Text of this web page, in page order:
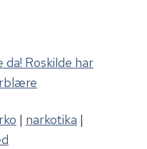
| narkotika |